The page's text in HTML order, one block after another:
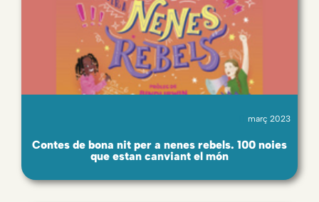
març 2023
Contes de bona nit per a nenes rebels. 100 noies
que estan canviant el món